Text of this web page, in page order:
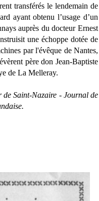
transférés le lendemain de
ayant obtenu l’usage d’un
auprès du docteur Ernest
une échoppe dotée de
par l'évêque de Nantes,
père don Jean-Baptiste
de La Melleray.
de Saint-Nazaire - Journal de